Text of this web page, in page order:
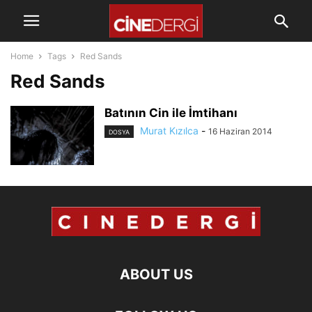
Home Tags Red Sands
Red Sands
Batının Cin ile İmtihanı
DOSYA Murat Kızılca - 16 Haziran 2014
ABOUT US